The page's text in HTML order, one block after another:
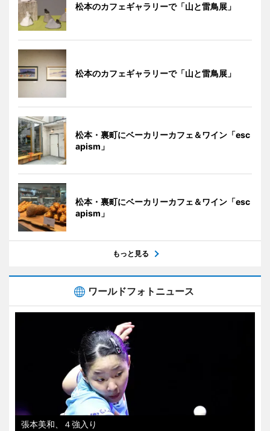
松本のカフェギャラリーで「山と雷鳥展」
松本のカフェギャラリーで「山と雷鳥展」
松本・裏町にベーカリーカフェ＆ワイン「esc
apism」
松本・裏町にベーカリーカフェ＆ワイン「esc
apism」
もっと見る
ワールドフォトニュース
張本美和、４強入り